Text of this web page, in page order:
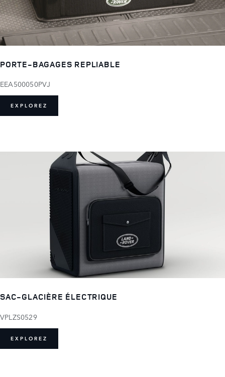
PORTE-BAGAGES REPLIABLE
EEA500050PVJ
EXPLOREZ
SAC-GLACIÈRE ÉLECTRIQUE
VPLZS0529
EXPLOREZ